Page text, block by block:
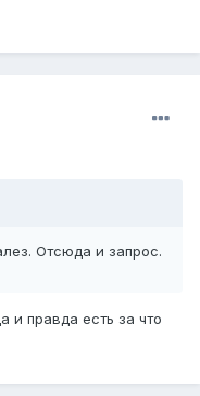
Отсюда и запрос.
и правда есть за что